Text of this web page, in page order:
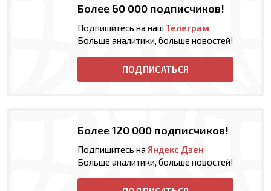
Более 60 000 подписчиков!
Подпишитесь на наш Телеграм
Больше аналитики, больше новостей!
ПОДПИСАТЬСЯ
Более 120 000 подписчиков!
Подпишитесь на Яндекс Дзен
Больше аналитики, больше новостей!